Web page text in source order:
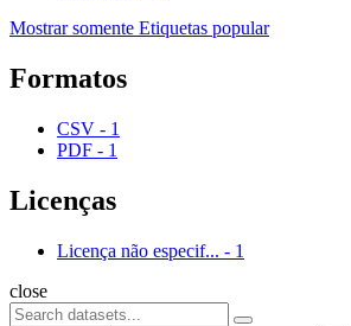
Mostrar somente Etiquetas popular
Formatos
CSV - 1
PDF - 1
Licenças
Licença não especif... - 1
close